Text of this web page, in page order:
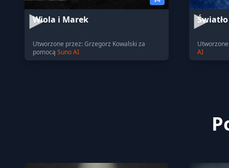
Wiola i Marek
Utworzone przez: Grzegorz Kowalski za
pomocą Suno AI
AI